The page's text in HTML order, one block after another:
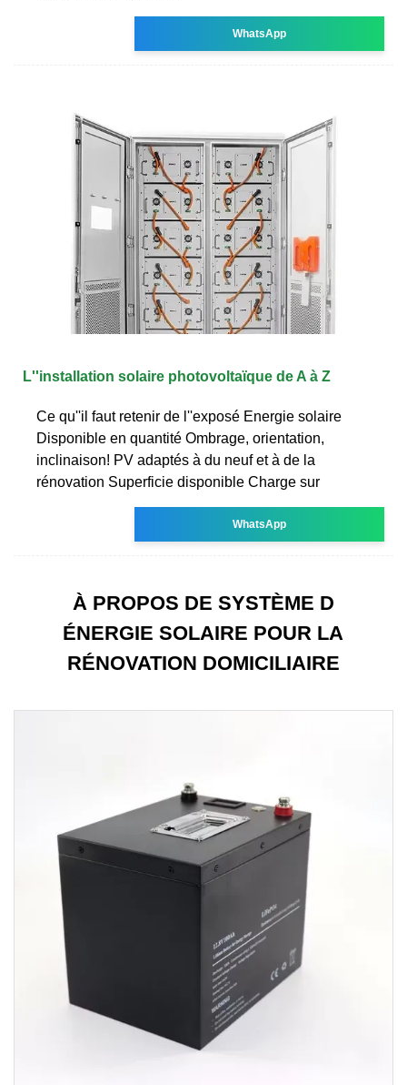
WhatsApp
L''installation solaire photovoltaïque de A à Z
Ce qu''il faut retenir de l''exposé Energie solaire
Disponible en quantité Ombrage, orientation,
inclinaison! PV adaptés à du neuf et à de la
rénovation Superficie disponible Charge sur
WhatsApp
À PROPOS DE SYSTÈME D
ÉNERGIE SOLAIRE POUR LA
RÉNOVATION DOMICILIAIRE